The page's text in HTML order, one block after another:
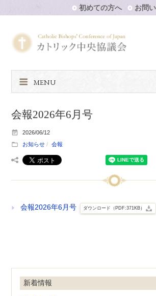
初めての方へ お問
MENU
会報2026年6月号
2026/06/12
お知らせ
会報
会報2026年6月号 ダウンロード（PDF:371KB）
新着情報